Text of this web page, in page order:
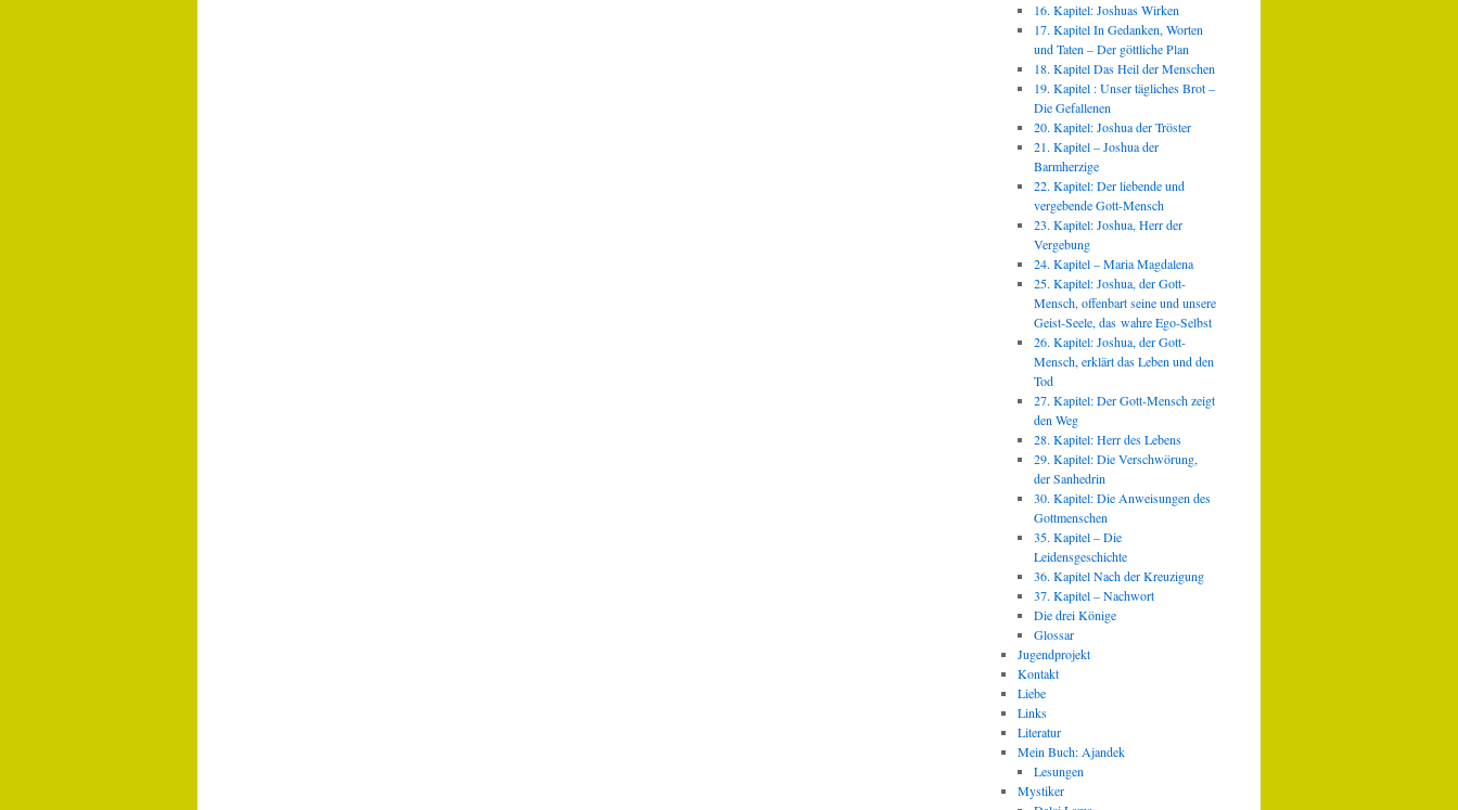
16. Kapitel: Joshuas Wirken
17. Kapitel In Gedanken, Worten
und Taten – Der göttliche Plan
18. Kapitel Das Heil der Menschen
19. Kapitel : Unser tägliches Brot –
Die Gefallenen
20. Kapitel: Joshua der Tröster
21. Kapitel – Joshua der
Barmherzige
22. Kapitel: Der liebende und
vergebende Gott-Mensch
23. Kapitel: Joshua, Herr der
Vergebung
24. Kapitel – Maria Magdalena
25. Kapitel: Joshua, der Gott-
Mensch, offenbart seine und unsere
Geist-Seele, das wahre Ego-Selbst
26. Kapitel: Joshua, der Gott-
Mensch, erklärt das Leben und den
Tod
27. Kapitel: Der Gott-Mensch zeigt
den Weg
28. Kapitel: Herr des Lebens
29. Kapitel: Die Verschwörung,
der Sanhedrin
30. Kapitel: Die Anweisungen des
Gottmenschen
35. Kapitel – Die
Leidensgeschichte
36. Kapitel Nach der Kreuzigung
37. Kapitel – Nachwort
Die drei Könige
Glossar
Jugendprojekt
Kontakt
Liebe
Links
Literatur
Mein Buch: Ajandek
Lesungen
Mystiker